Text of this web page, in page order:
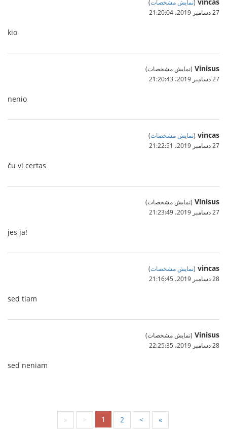
(نمایش مشخصات)
27 دسامبر 2019،‏ 21:20:04
kio
Vinisus (نمایش مشخصات)
27 دسامبر 2019،‏ 21:20:43
nenio
vincas
(نمایش مشخصات)
27 دسامبر 2019،‏ 21:22:51
ču vi certas
Vinisus (نمایش مشخصات)
27 دسامبر 2019،‏ 21:23:49
jes ja!
vincas
(نمایش مشخصات)
28 دسامبر 2019،‏ 21:16:45
sed tiam
Vinisus (نمایش مشخصات)
28 دسامبر 2019،‏ 22:25:35
sed neniam
« < 1 2 > »